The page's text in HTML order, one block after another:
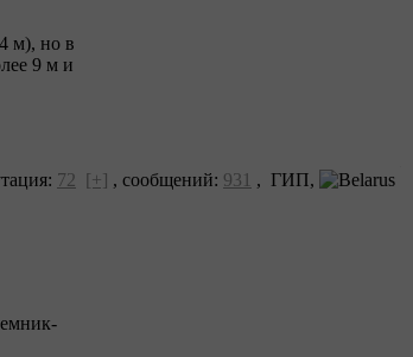
м), но в
9 м и
72 [+] , сообщений: 931 , ГИП,